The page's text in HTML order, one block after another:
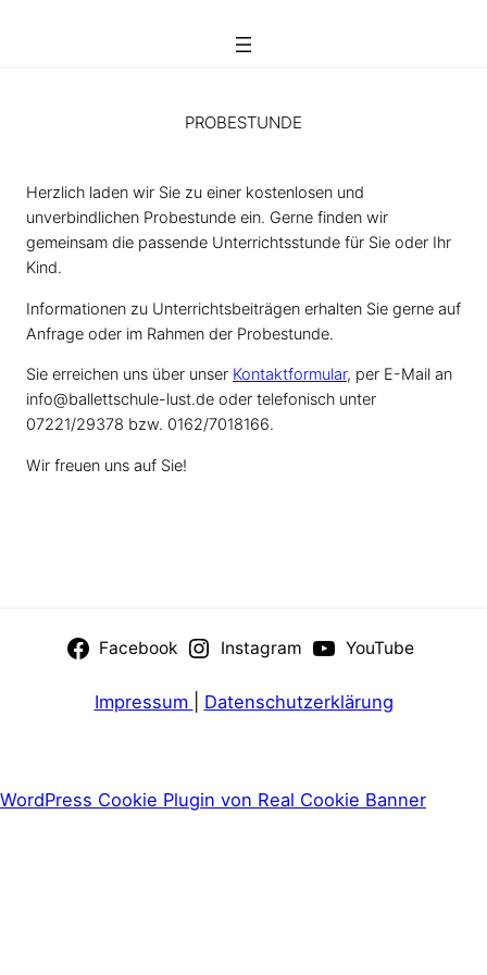
PROBESTUNDE
Herzlich laden wir Sie zu einer kostenlosen und
unverbindlichen Probestunde ein. Gerne finden wir
gemeinsam die passende Unterrichtsstunde für Sie oder Ihr
Kind.
Informationen zu Unterrichtsbeiträgen erhalten Sie gerne auf
Anfrage oder im Rahmen der Probestunde.
Sie erreichen uns über unser Kontaktformular, per E-Mail an
info@ballettschule-lust.de oder telefonisch unter
07221/29378 bzw. 0162/7018166.
Wir freuen uns auf Sie!
Facebook Instagram YouTube
Impressum Datenschutzerklärung
WordPress Cookie Plugin von Real Cookie Banner